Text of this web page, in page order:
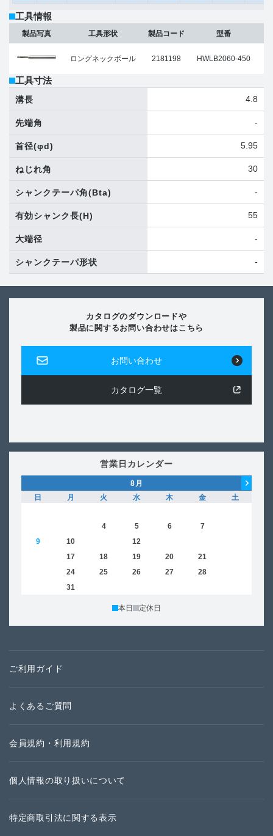
工具情報
製品写真 工具形状
ロングネックボール
製品コード
2181198
型番
HWLB2060-450
工具寸法
溝長 4.8
先端角 -
首径(φd) 5.95
ねじれ角 30
シャンクテーパ角(Bta) -
有効シャンク長(H) 55
大端径 -
シャンクテーパ形状 -
カタログのダウンロードや
製品に関するお問い合わせはこちら
お問い合わせ
カタログ一覧
営業日カレンダー
8月
日
月 火 水 木 金
土
4 5 6 7
9
10 12
17 18 19 20 21
24 25 26 27 28
31
本日 定休日
ご利用ガイド
よくあるご質問
会員規約・利用規約
個人情報の取り扱いについて
特定商取引法に関する表示